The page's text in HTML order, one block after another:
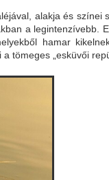
alakja és színei
a legintenzívebb.
hamar
tömeges „esküvői